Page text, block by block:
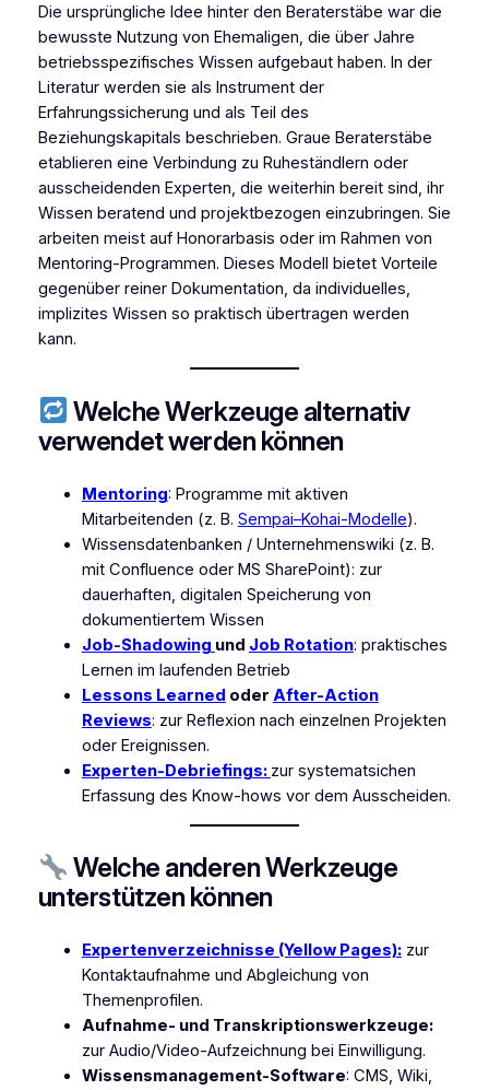
Die ursprüngliche Idee hinter den Beraterstäbe war die
bewusste Nutzung von Ehemaligen, die über Jahre
betriebsspezifisches Wissen aufgebaut haben. In der
Literatur werden sie als Instrument der
Erfahrungssicherung und als Teil des
Beziehungskapitals beschrieben. Graue Beraterstäbe
etablieren eine Verbindung zu Ruheständlern oder
ausscheidenden Experten, die weiterhin bereit sind, ihr
Wissen beratend und projektbezogen einzubringen. Sie
arbeiten meist auf Honorarbasis oder im Rahmen von
Mentoring-Programmen. Dieses Modell bietet Vorteile
gegenüber reiner Dokumentation, da individuelles,
implizites Wissen so praktisch übertragen werden
kann.
Welche Werkzeuge alternativ
verwendet werden können
Mentoring: Programme mit aktiven
Mitarbeitenden (z. B. Sempai–Kohai-Modelle).
Wissensdatenbanken / Unternehmenswiki (z. B.
mit Confluence oder MS SharePoint): zur
dauerhaften, digitalen Speicherung von
dokumentiertem Wissen
Job-Shadowing und Job Rotation: praktisches
Lernen im laufenden Betrieb
Lessons Learned oder After-Action
Reviews: zur Reflexion nach einzelnen Projekten
oder Ereignissen.
Experten-Debriefings: zur systematsichen
Erfassung des Know-hows vor dem Ausscheiden.
Welche anderen Werkzeuge
unterstützen können
Expertenverzeichnisse (Yellow Pages):zur
Kontaktaufnahme und Abgleichung von
Themenprofilen.
Aufnahme- und Transkriptionswerkzeuge:
zur Audio/Video-Aufzeichnung bei Einwilligung.
Wissensmanagement-Software: CMS, Wiki,